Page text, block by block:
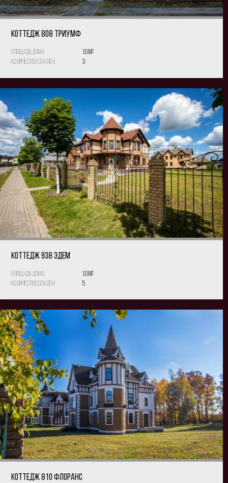
КОТТЕДЖ 808 Триумф
Площадь дома: 1.0 м2
Количество спален: 3
КОТТЕДЖ 938 Эдем
Площадь дома: 1.0 м2
Количество спален: 5
КОТТЕДЖ 810 Флоранс